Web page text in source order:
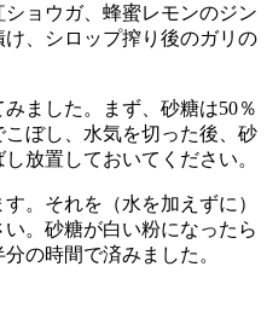
ョウガ、蜂蜜レモンのジン
、シロップ搾り後のガリの
ました。まず、砂糖は50％
ぼし、水気を切った後、砂
放置しておいてください。
。それを（水を加えずに）
。砂糖が白い粉になったら
の時間で済みました。